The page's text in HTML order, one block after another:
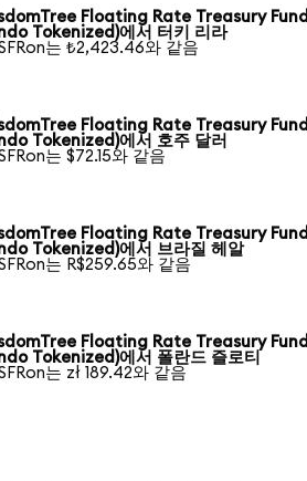
Floating Rate Treasury Fund
Tokenized)에서 터키 리라
는 ₺2,423.46와 같음
Floating Rate Treasury Fund
Tokenized)에서 호주 달러
는 $72.15와 같음
Floating Rate Treasury Fund
Tokenized)에서 브라질 헤알
는 R$259.65와 같음
Floating Rate Treasury Fund
Tokenized)에서 폴란드 즐로티
는 zł 189.42와 같음